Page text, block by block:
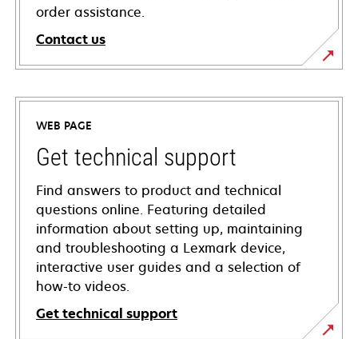
order assistance.
Contact us
WEB PAGE
Get technical support
Find answers to product and technical
questions online. Featuring detailed
information about setting up, maintaining
and troubleshooting a Lexmark device,
interactive user guides and a selection of
how-to videos.
Get technical support